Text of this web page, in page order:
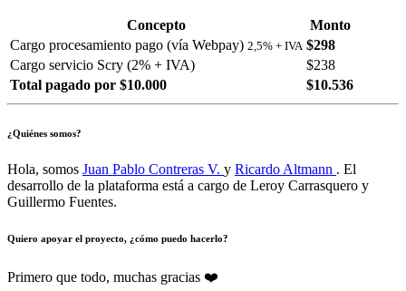
Concepto
Monto
Cargo procesamiento pago (vía Webpay) 2,5% + IVA $298
Cargo servicio Scry (2% + IVA)
$238
Total pagado por $10.000
$10.536
¿Quiénes somos?
Hola, somos Juan Pablo Contreras V. y Ricardo Altmann . El
desarrollo de la plataforma está a cargo de Leroy Carrasquero y
Guillermo Fuentes.
Quiero apoyar el proyecto, ¿cómo puedo hacerlo?
Primero que todo, muchas gracias ❤️